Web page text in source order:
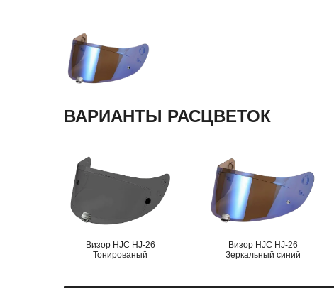
ВАРИАНТЫ РАСЦВЕТОК
Визор HJC HJ-26
Тонированый
Визор HJC HJ-26
Зеркальный синий